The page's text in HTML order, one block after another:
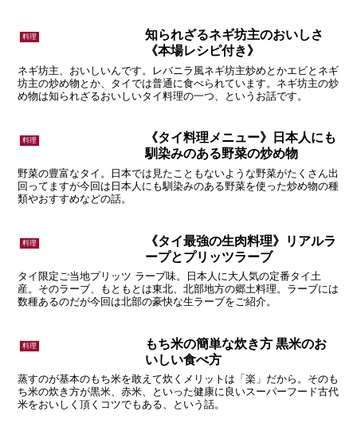
料理
知られざるネギ坊主のおいしさ
《本場レシピ付き》
ネギ坊主、おいしいんです。レバニラ風ネギ坊主炒めとかエビとネギ
坊主の炒め物とか、タイでは普通に食べられています。ネギ坊主の炒
め物は知られざるおいしいタイ料理の一つ、というお話です。
料理
《タイ料理メニュー》日本人にも
馴染みのある野菜の炒め物
野菜の豊富なタイ。日本では見たこともないような野菜がたくさん出
回ってますが今回は日本人にも馴染みのある野菜を使った炒め物の種
類やおすすめなどの話。
料理
《タイ最強の生肉料理》リアルラ
ープとプリッツラーブ
タイ限定ご当地プリッツ ラーブ味。日本人に大人気の定番タイ土
産。そのラーブ、もともとは東北、北部地方の郷土料理。ラーブには
数種あるのだが今回は北部の豪快な生ラーブをご紹介。
料理
もち米の簡単な炊き方 黒米のお
いしい食べ方
蒸すのが基本のもち米を敢えて炊くメリットは「楽」だから。そのも
ち米の炊き方が黒米、赤米、といった健康に良いスーパーフード古代
米をおいしく頂くコツでもある、という話。